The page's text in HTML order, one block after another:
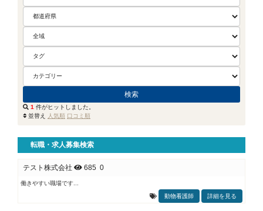
1 件がヒットしました。
並替え
転職・求人募集検索
テスト株式会社 685 0
働きやすい職場です...
動物看護師
詳細を見る